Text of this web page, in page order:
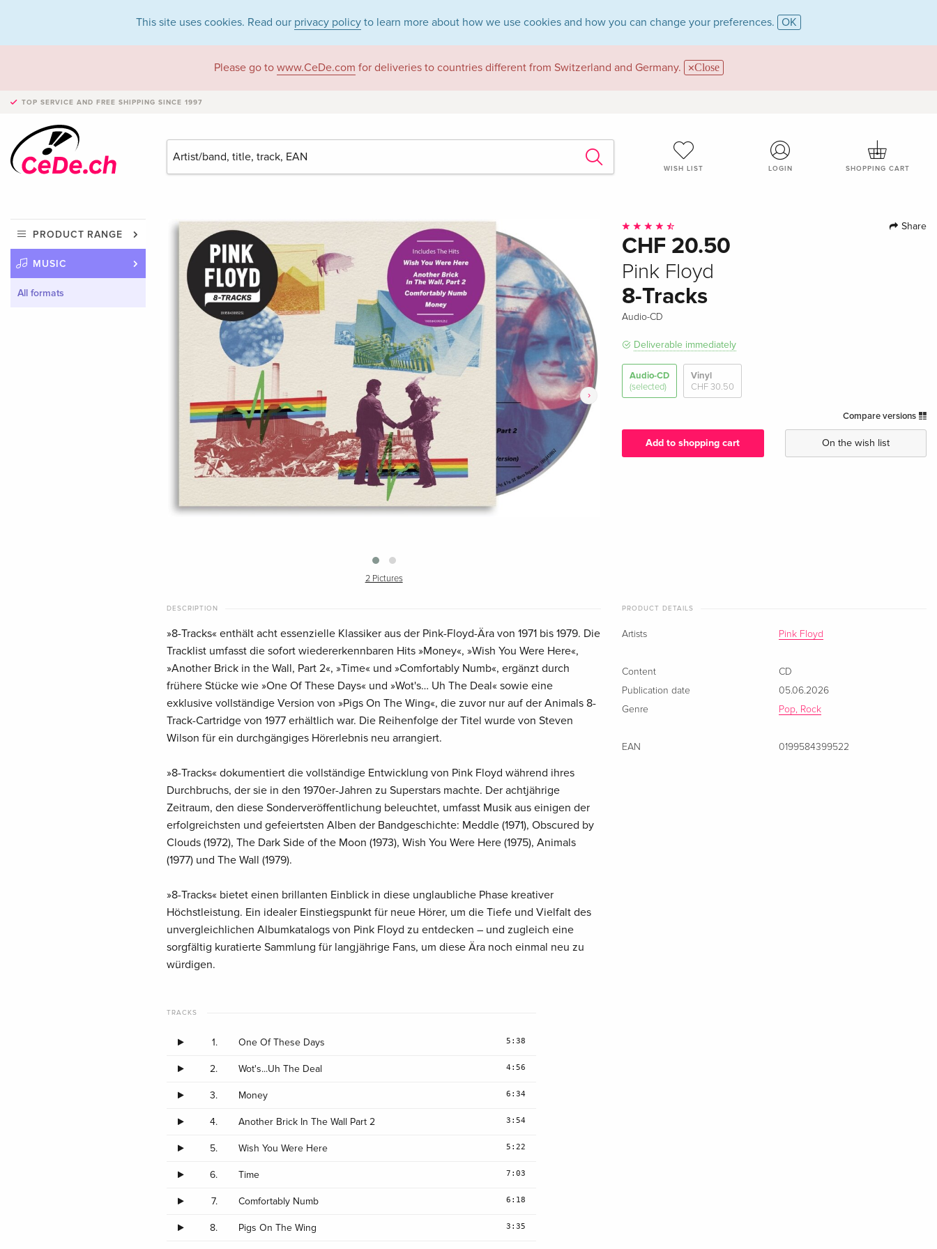
This site uses cookies. Read our privacy policy to learn more about how we use cookies and how you can change your preferences. OK
Please go to www.CeDe.com for deliveries to countries different from Switzerland and Germany. Close
TOP SERVICE AND FREE SHIPPING SINCE 1997
WISH LIST LOGIN SHOPPING CART
PRODUCT RANGE
MUSIC
All formats
›
2 Pictures
Share
CHF 20.50
Pink Floyd
8-Tracks
Audio-CD
Deliverable immediately
Audio-CD
(selected)
Vinyl
CHF 30.50
Compare versions
Add to shopping cart On the wish list
DESCRIPTION
»8-Tracks« enthält acht essenzielle Klassiker aus der Pink-Floyd-Ära von 1971 bis 1979. Die
Tracklist umfasst die sofort wiedererkennbaren Hits »Money«, »Wish You Were Here«,
»Another Brick in the Wall, Part 2«, »Time« und »Comfortably Numb«, ergänzt durch
frühere Stücke wie »One Of These Days« und »Wot's… Uh The Deal« sowie eine
exklusive vollständige Version von »Pigs On The Wing«, die zuvor nur auf der Animals 8-
Track-Cartridge von 1977 erhältlich war. Die Reihenfolge der Titel wurde von Steven
Wilson für ein durchgängiges Hörerlebnis neu arrangiert.
»8-Tracks« dokumentiert die vollständige Entwicklung von Pink Floyd während ihres
Durchbruchs, der sie in den 1970er-Jahren zu Superstars machte. Der achtjährige
Zeitraum, den diese Sonderveröffentlichung beleuchtet, umfasst Musik aus einigen der
erfolgreichsten und gefeiertsten Alben der Bandgeschichte: Meddle (1971), Obscured by
Clouds (1972), The Dark Side of the Moon (1973), Wish You Were Here (1975), Animals
(1977) und The Wall (1979).
»8-Tracks« bietet einen brillanten Einblick in diese unglaubliche Phase kreativer
Höchstleistung. Ein idealer Einstiegspunkt für neue Hörer, um die Tiefe und Vielfalt des
unvergleichlichen Albumkatalogs von Pink Floyd zu entdecken – und zugleich eine
sorgfältig kuratierte Sammlung für langjährige Fans, um diese Ära noch einmal neu zu
würdigen.
PRODUCT DETAILS
Artists Pink Floyd
Content
CD
Publication date
05.06.2026
Genre
Pop, Rock
EAN 0199584399522
TRACKS
1. One Of These Days 5:38
2. Wot's...Uh The Deal 4:56
3. Money 6:34
4. Another Brick In The Wall Part 2 3:54
5. Wish You Were Here 5:22
6. Time 7:03
7. Comfortably Numb 6:18
8. Pigs On The Wing 3:35